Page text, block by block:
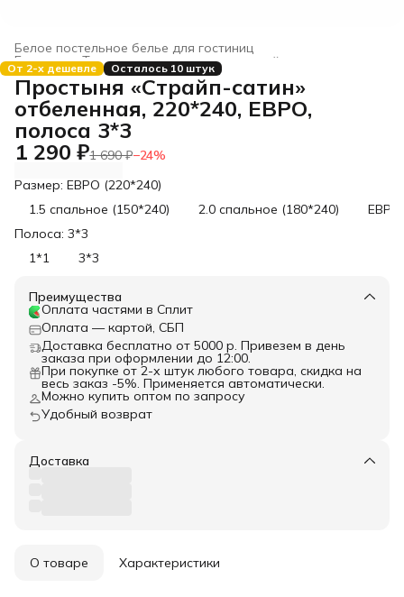
Белое постельное белье для гостиниц
Текстиль для гостиниц и отелей
Главная ›
От 2-х дешевле Осталось 10 штук
Простыня «Страйп-сатин»
отбеленная, 220*240, ЕВРО,
полоса 3*3
1 290 ₽1 690 ₽−24%
Размер: ЕВРО (220*240)
1.5 спальное (150*240)
2.0 спальное (180*240)
ЕВРО
Полоса: 3*3
1*1
3*3
Преимущества
Оплата частями в Сплит
Оплата — картой, СБП
Доставка бесплатно от 5000 р. Привезем в день
заказа при оформлении до 12:00.
При покупке от 2-х штук любого товара, скидка на
весь заказ -5%. Применяется автоматически.
Можно купить оптом по запросу
Удобный возврат
Доставка
О товаре Характеристики